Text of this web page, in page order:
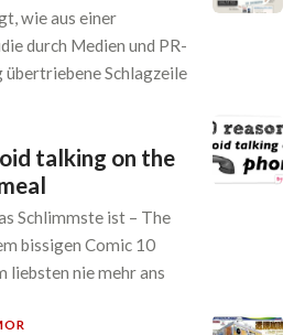
wie aus einer
durch Medien und PR-
Schlagzeile
talking on the
Schlimmste ist – The
bissigen Comic 10
liebsten nie mehr ans